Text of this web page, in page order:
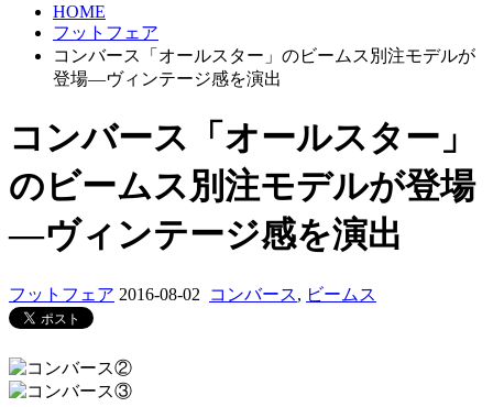
HOME
フットフェア
コンバース「オールスター」のビームス別注モデルが
登場―ヴィンテージ感を演出
コンバース「オールスター」
のビームス別注モデルが登場
―ヴィンテージ感を演出
フットフェア 2016-08-02 コンバース, ビームス